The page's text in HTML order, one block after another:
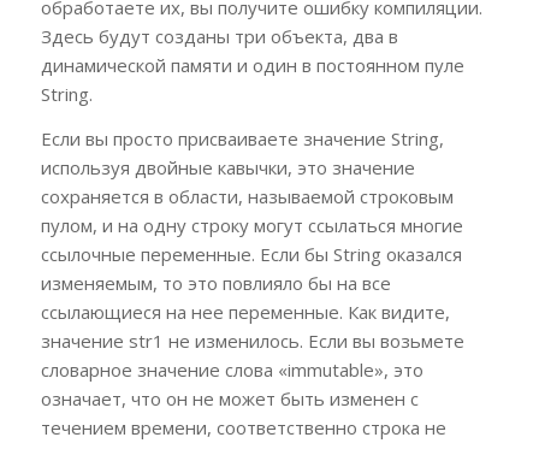
обработаете их, вы получите ошибку компиляции.
Здесь будут созданы три объекта, два в
динамической памяти и один в постоянном пуле
String.
Если вы просто присваиваете значение String,
используя двойные кавычки, это значение
сохраняется в области, называемой строковым
пулом, и на одну строку могут ссылаться многие
ссылочные переменные. Если бы String оказался
изменяемым, то это повлияло бы на все
ссылающиеся на нее переменные. Как видите,
значение str1 не изменилось. Если вы возьмете
словарное значение слова «immutable», это
означает, что он не может быть изменен с
течением времени, соответственно строка не